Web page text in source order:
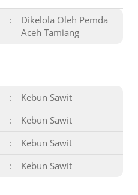
:
Dikelola Oleh Pemda
Aceh Tamiang
:
Kebun Sawit
:
Kebun Sawit
:
Kebun Sawit
: Kebun Sawit